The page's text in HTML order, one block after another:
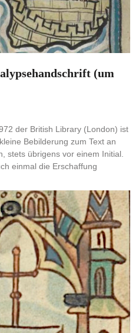
(um
der British Library (London) ist
Bebilderung zum Text an
stets übrigens vor einem Initial.
einmal die Erschaffung